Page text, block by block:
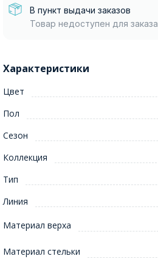
В пункт выдачи заказов
Товар недоступен для заказа
Характеристики
Цвет
Пол
Сезон
Коллекция
Тип
Линия
Материал верха
Материал стельки